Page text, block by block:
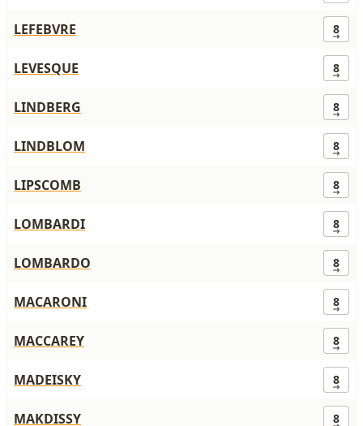
LEFEBVRE 8
LEVESQUE 8
LINDBERG 8
LINDBLOM 8
LIPSCOMB 8
LOMBARDI 8
LOMBARDO 8
MACARONI 8
MACCAREY 8
MADEISKY 8
MAKDISSY 8